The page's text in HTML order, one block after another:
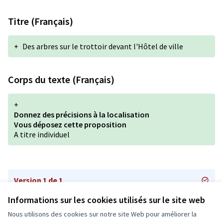
Informations sur les cookies utilisés sur le site web
Nous utilisons des cookies sur notre site Web pour améliorer la
Titre (Français)
+ Des arbres sur le trottoir devant l'Hôtel de ville
Corps du texte (Français)
+
Donnez des précisions à la localisation
Vous déposez cette proposition
A titre individuel
Version 1 de 1
Conditions d'utilisation